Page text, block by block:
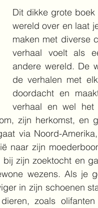
Dit dikke grote
wereld over en laat
maken met diverse
verhaal voelt als
andere wereld. De
de verhalen met
doordacht en
verhaal en wel het
zijn herkomst, en
via Noord-
naar zijn
zijn zoektocht en
wezens. Als je
in zijn schoenen
zoals